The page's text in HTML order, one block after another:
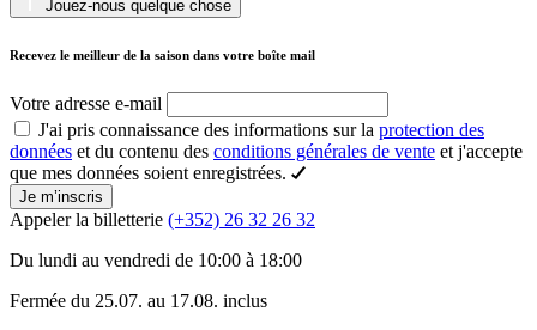
Jouez-nous quelque chose
Recevez le meilleur de la saison dans votre boîte mail
Votre adresse e-mail
J'ai pris connaissance des informations sur la protection des
données et du contenu des conditions générales de vente et j'accepte
que mes données soient enregistrées.
Je m’inscris
Appeler la billetterie (+352) 26 32 26 32
Du lundi au vendredi de 10:00 à 18:00
Fermée du 25.07. au 17.08. inclus